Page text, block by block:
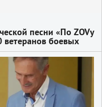
песни «По ZOVу
боевых
России